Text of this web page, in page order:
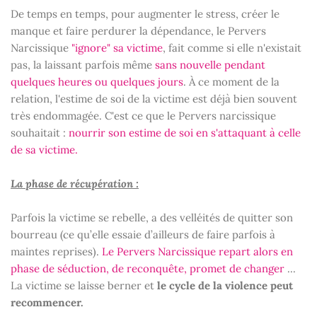
De temps en temps, pour augmenter le stress, créer le
manque et faire perdurer la dépendance, le Pervers
Narcissique "ignore" sa victime, fait comme si elle n'existait
pas, la laissant parfois même sans nouvelle pendant
quelques heures ou quelques jours. À ce moment de la
relation, l'estime de soi de la victime est déjà bien souvent
très endommagée. C'est ce que le Pervers narcissique
souhaitait : nourrir son estime de soi en s'attaquant à celle
de sa victime.
La phase de récupération :
Parfois la victime se rebelle, a des velléités de quitter son
bourreau (ce qu’elle essaie d’ailleurs de faire parfois à
maintes reprises). Le Pervers Narcissique repart alors en
phase de séduction, de reconquête, promet de changer ...
La victime se laisse berner et le cycle de la violence peut
recommencer.